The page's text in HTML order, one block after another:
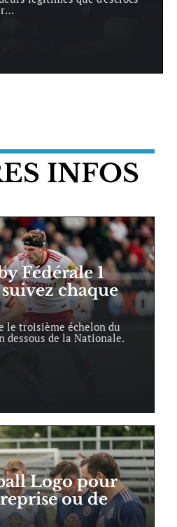
…
INFOS
Fédérale 1
chaque
le troisième échelon du
dessous de la Nationale.
Logo pour
ou de